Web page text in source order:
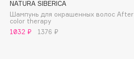
Bvlgari
by TERRY
NATURA SIBERICA
Шампунь для окрашенных волос After
color therapy
1032 ₽
1376 ₽